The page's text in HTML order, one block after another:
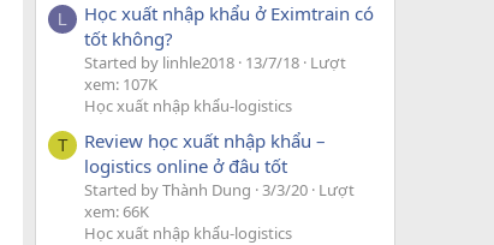
L
Học xuất nhập khẩu ở Eximtrain có
tốt không?
Started by linhle2018 13/7/18 Lượt
xem: 107K
Học xuất nhập khẩu-logistics
T
Review học xuất nhập khẩu –
logistics online ở đâu tốt
Started by Thành Dung 3/3/20 Lượt
xem: 66K
Học xuất nhập khẩu-logistics